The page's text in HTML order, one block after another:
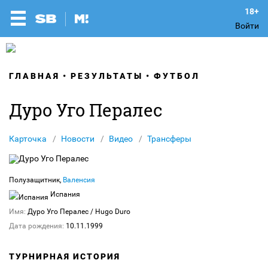
Войти
ГЛАВНАЯ РЕЗУЛЬТАТЫ ФУТБОЛ
Дуро Уго Пералес
Карточка Новости Видео Трансферы
Полузащитник, Валенсия
Испания
Имя: Дуро Уго Пералес / Hugo Duro
Дата рождения: 10.11.1999
ТУРНИРНАЯ ИСТОРИЯ